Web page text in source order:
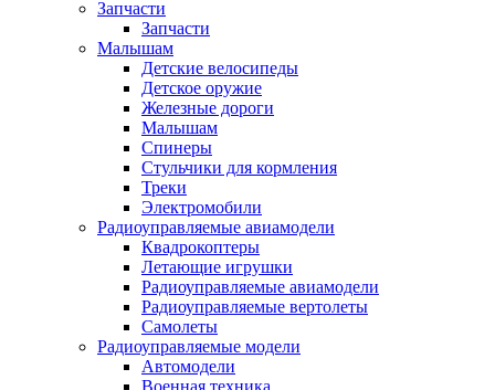
Запчасти
Запчасти
Малышам
Детские велосипеды
Детское оружие
Железные дороги
Малышам
Спинеры
Стульчики для кормления
Треки
Электромобили
Радиоуправляемые авиамодели
Квадрокоптеры
Летающие игрушки
Радиоуправляемые авиамодели
Радиоуправляемые вертолеты
Самолеты
Радиоуправляемые модели
Автомодели
Военная техника